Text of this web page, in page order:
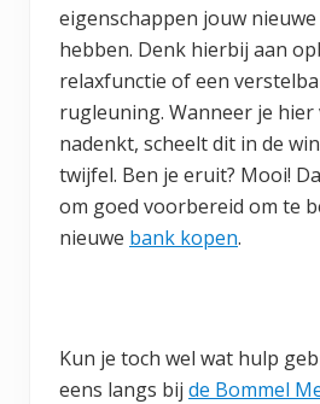
eigenschappen jouw
hebben. Denk hierbij aan
relaxfunctie of een
rugleuning. Wanneer je
nadenkt, scheelt dit in de
twijfel. Ben je eruit? Mooi!
om goed voorbereid om te
nieuwe bank kopen.
Kun je toch wel wat hulp
eens langs bij de Bommel